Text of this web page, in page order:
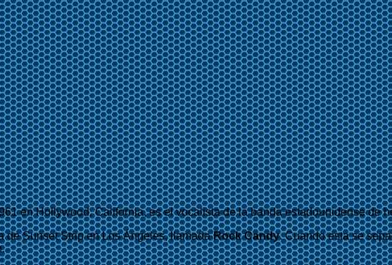
en Hollywood, California, es el vocalista de la banda estadounidense de
de Sunset Strip en Los Ángeles, llamadaRock Candy. Cuando esta se